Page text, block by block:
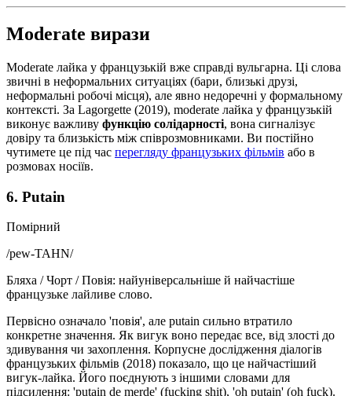
Moderate вирази
Moderate лайка у французькій вже справді вульгарна. Ці слова
звичні в неформальних ситуаціях (бари, близькі друзі,
неформальні робочі місця), але явно недоречні у формальному
контексті. За Lagorgette (2019), moderate лайка у французькій
виконує важливу функцію солідарності, вона сигналізує
довіру та близькість між співрозмовниками. Ви постійно
чутимете це під час перегляду французьких фільмів або в
розмовах носіїв.
6. Putain
Помірний
/pew-TAHN/
Бляха / Чорт / Повія: найуніверсальніше й найчастіше
французьке лайливе слово.
Первісно означало 'повія', але putain сильно втратило
конкретне значення. Як вигук воно передає все, від злості до
здивування чи захоплення. Корпусне дослідження діалогів
французьких фільмів (2018) показало, що це найчастіший
вигук-лайка. Його поєднують з іншими словами для
підсилення: 'putain de merde' (fucking shit), 'oh putain' (oh fuck).